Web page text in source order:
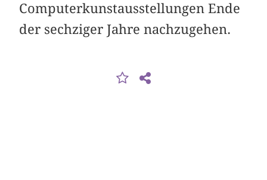
Computerkunstausstellungen Ende
der sechziger Jahre nachzugehen.